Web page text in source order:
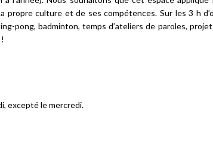
propre culture et de ses compétences. Sur les 3 h
pong, badminton, temps d’ateliers de paroles,
excepté le mercredi.